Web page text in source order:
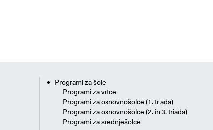
Programi za šole
Programi za vrtce
Programi za osnovnošolce (1. triada)
Programi za osnovnošolce (2. in 3. triada)
Programi za srednješolce